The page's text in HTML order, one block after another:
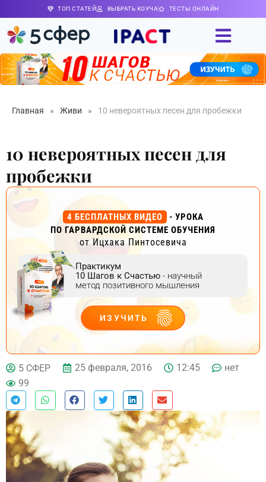
ТОП СТАТЕЙ ВЫБРАТЬ КОУЧА ТЕСТЫ ОНЛАЙН
Главная » Живи » 10 невероятных песен для пробежки
10 невероятных песен для
пробежки
4 БЕСПЛАТНЫХ ВИДЕО
- УРОКА
ПО ГАРВАРДСКОЙ СИСТЕМЕ ОБУЧЕНИЯ
от Ицхака Пинтосевича
Практикум
10 Шагов к Счастью - научный
метод позитивного мышления
ИЗУЧИТЬ
ДЕЙСТВУЙ
5 СФЕР 25 февраля, 2016 12:45
нет
99